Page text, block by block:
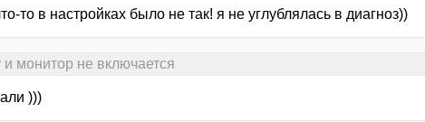
то в настройках было не так! я не углублялась в диагноз))
и монитор не включается
)))